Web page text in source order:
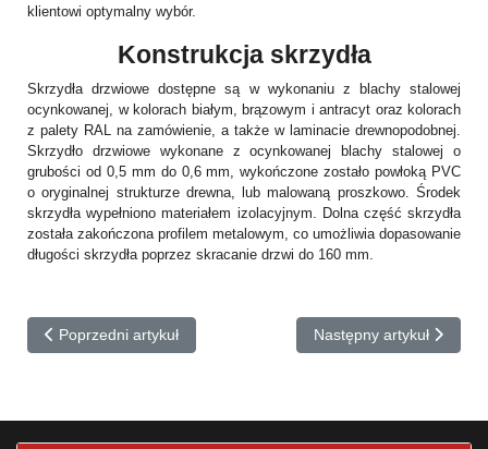
klientowi optymalny wybór.
Konstrukcja skrzydła
Skrzydła drzwiowe dostępne są w wykonaniu z blachy stalowej
ocynkowanej, w kolorach białym, brązowym i antracyt oraz kolorach
z palety RAL na zamówienie, a także w laminacie drewnopodobnej.
Skrzydło drzwiowe wykonane z ocynkowanej blachy stalowej o
grubości od 0,5 mm do 0,6 mm, wykończone zostało powłoką PVC
o oryginalnej strukturze drewna, lub malowaną proszkowo. Środek
skrzydła wypełniono materiałem izolacyjnym. Dolna część skrzydła
została zakończona profilem metalowym, co umożliwia dopasowanie
długości skrzydła poprzez skracanie drzwi do 160 mm.
Poprzedni artykuł: Drzwi zewnętrzne 16
Poprzedni artykuł Następny artykuł: Drzwi
Następny artykuł